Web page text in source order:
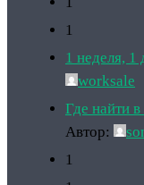
1
1 неделя, 1
worksale
Где найти
Автор:
1